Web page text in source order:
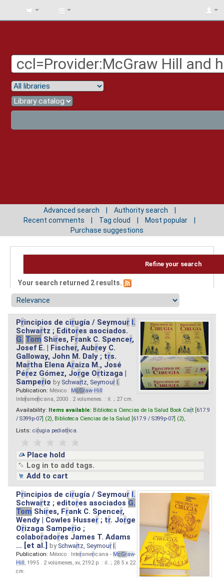
BIBLIOTECA
Advanced search
Authority search
Recent comments
Tag cloud
Most popular
Purchase suggestions
Refine your search
Your search returned 2 results.
Principios de cirugía / Seymour I.
Schwartz ; Editores asociados.
G. Tom Shires, Frank C. Spencer,
Josef E. | Fischer, Aubrey C.
Galloway, John M. Daly ; trs.
Martha Elena Araiza M., José
Pérez Gómez, Jorge Ortizaga |
Samperio by Schwartz, Seymour I.
Publication: México : McGraw-Hill
Interamericana, 2000 . 2 volumenes. : il. ; 27 cm.
Availability: Items available: Biblioteca Ciencias de la Salud Book Cart [ 617.9
/ S399p-07 ] (2), Biblioteca Ciencias de la Salud [ 617.9 / S399p-07 ] (2),
Lists: cirugia pediatrica
Place hold
Log in to add tags.
Add to cart
Principios de cirugía / Seymour I.
Schwartz ; editores asociados G.
Tom Shires, Frank C. Spencer,
Wendy | Cowles Husser ; tr. Jorge
Orizaga Samperio ;
colaboradores James T. Adams
... [et al.]by Schwartz, Seymour I.
Publication: México : Interamericana - McGraw-
Hill, 1995 . 2 volúmenes, xv, 2192 p. : il. ; 28.5 x 22
cm.